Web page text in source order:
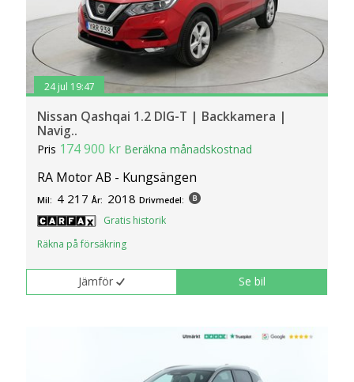
24 jul 19:47
Nissan Qashqai 1.2 DIG-T | Backkamera |
Navig..
Pris 174 900 kr Beräkna månadskostnad
RA Motor AB - Kungsängen
Mil: 4 217 År: 2018 Drivmedel:
Gratis historik
Räkna på försäkring
Jämför Se bil